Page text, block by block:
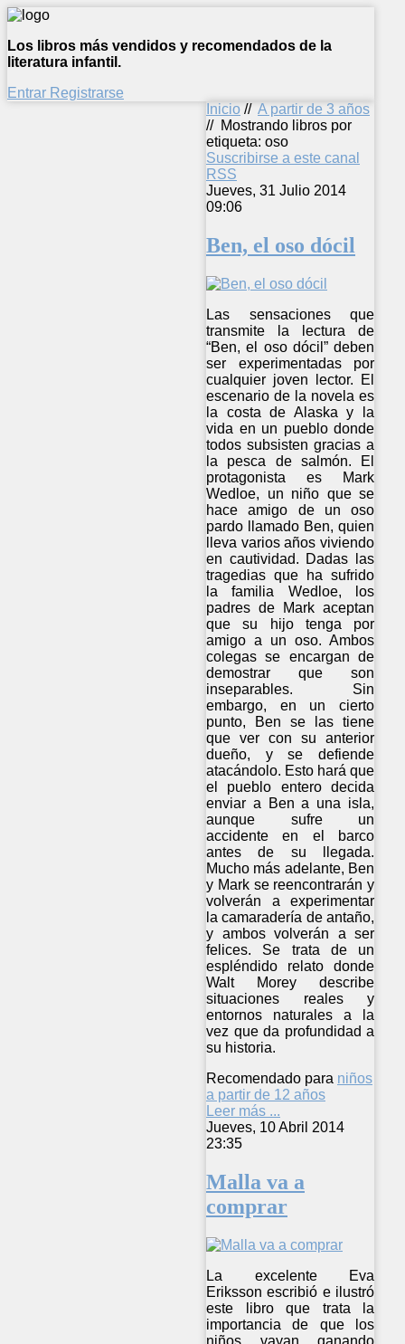
Los libros más vendidos y recomendados de la
literatura infantil.
Entrar Registrarse
Inicio // A partir de 3 años
// Mostrando libros por
etiqueta: oso
Suscribirse a este canal
RSS
Jueves, 31 Julio 2014
09:06
Ben, el oso dócil
Las sensaciones que
transmite la lectura de
“Ben, el oso dócil” deben
ser experimentadas por
cualquier joven lector. El
escenario de la novela es
la costa de Alaska y la
vida en un pueblo donde
todos subsisten gracias a
la pesca de salmón. El
protagonista es Mark
Wedloe, un niño que se
hace amigo de un oso
pardo llamado Ben, quien
lleva varios años viviendo
en cautividad. Dadas las
tragedias que ha sufrido
la familia Wedloe, los
padres de Mark aceptan
que su hijo tenga por
amigo a un oso. Ambos
colegas se encargan de
demostrar que son
inseparables. Sin
embargo, en un cierto
punto, Ben se las tiene
que ver con su anterior
dueño, y se defiende
atacándolo. Esto hará que
el pueblo entero decida
enviar a Ben a una isla,
aunque sufre un
accidente en el barco
antes de su llegada.
Mucho más adelante, Ben
y Mark se reencontrarán y
volverán a experimentar
la camaradería de antaño,
y ambos volverán a ser
felices. Se trata de un
espléndido relato donde
Walt Morey describe
situaciones reales y
entornos naturales a la
vez que da profundidad a
su historia.
Recomendado para niños
a partir de 12 años
Leer más ...
Jueves, 10 Abril 2014
23:35
Malla va a
comprar
La excelente Eva
Eriksson escribió e ilustró
este libro que trata la
importancia de que los
niños vayan ganando